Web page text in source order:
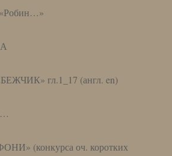
гл.1_17 (англ. en)
(конкурса оч. коротких